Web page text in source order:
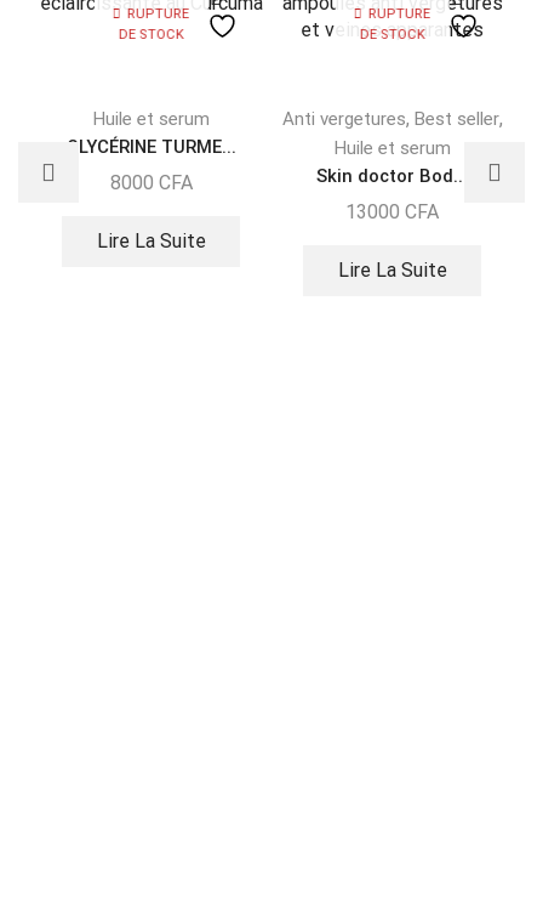
RUPTURE
DE STOCK
Huile et serum
GLYCÉRINE TURME...
8000 CFA
Lire La Suite
RUPTURE
DE STOCK
Anti vergetures, Best seller,
Huile et serum
Skin doctor Bod...
13000 CFA
Lire La Suite